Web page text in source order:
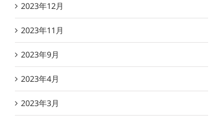
2023年12月
2023年11月
2023年9月
2023年4月
2023年3月